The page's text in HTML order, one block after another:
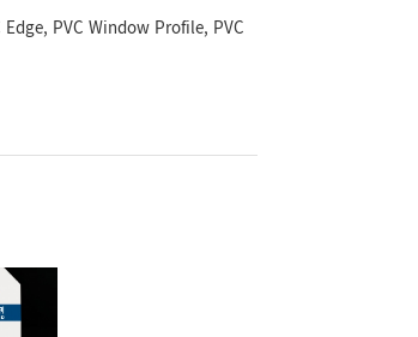
PVC Window Profile, PVC